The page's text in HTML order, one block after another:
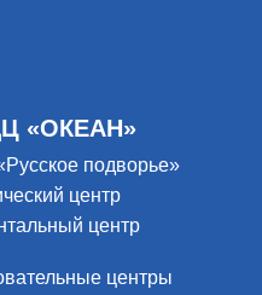
«ОКЕАН»
подворье»
центр
центр
центры